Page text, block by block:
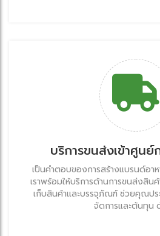
บริการขนส่งเข้าศูนย์
เป็นคำตอบของการสร้างแบรนด์อา
เราพร้อมให้บริการด้านการขนส่งสิน
เก็บสินค้าและบรรจุภัณฑ์ ช่วยคุณประ
จัดการและต้นทุน